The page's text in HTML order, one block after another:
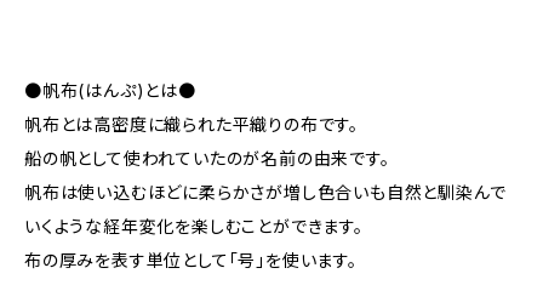
●帆布(はんぷ)とは●
帆布とは高密度に織られた平織りの布です。
船の帆として使われていたのが名前の由来です。
帆布は使い込むほどに柔らかさが増し色合いも自然と馴染んで
いくような経年変化を楽しむことができます。
布の厚みを表す単位として「号」を使います。